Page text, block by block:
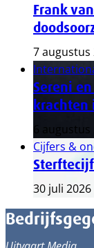
Frank
7 augustus
Sereni
krachten
6 augustus
Cijfers &
30 juli 2026